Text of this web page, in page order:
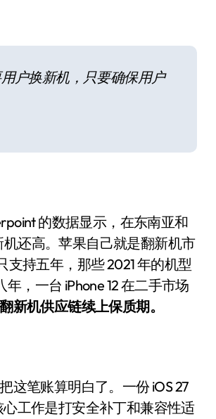
户换新机，只要确保用户
的数据显示，在东南亚和
机还高。苹果自己就是翻新机市
持五年，那些 2021 年的机型
，一台 iPhone 12 在二手市场
新机供应链续上保质期。
这笔账算明白了。一份 iOS 27
心工作是打安全补丁和兼容性适